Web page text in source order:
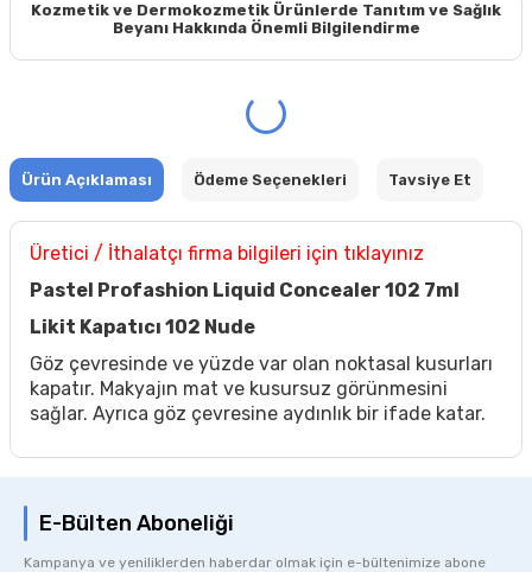
Kozmetik ve Dermokozmetik Ürünlerde Tanıtım ve Sağlık
Beyanı Hakkında Önemli Bilgilendirme
Ürün Açıklaması Ödeme Seçenekleri Tavsiye Et
Üretici / İthalatçı firma bilgileri için tıklayınız
Pastel Profashion Liquid Concealer 102 7ml
Likit Kapatıcı 102 Nude
Göz çevresinde ve yüzde var olan noktasal kusurları
kapatır. Makyajın mat ve kusursuz görünmesini
sağlar. Ayrıca göz çevresine aydınlık bir ifade katar.
E-Bülten Aboneliği
Kampanya ve yeniliklerden haberdar olmak için e-bültenimize abone